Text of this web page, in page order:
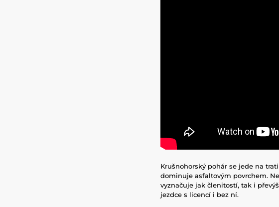
Krušnohorský pohár se jede na
dominuje asfaltovým povrchem.
vyznačuje jak členitostí, tak i
jezdce s licencí i bez ní.